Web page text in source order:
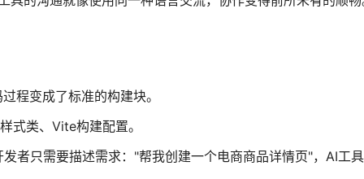
程变成了标准的构建块。
式类、Vite构建配置。
者只需要描述需求："帮我创建一个电商商品详情页"，AI工